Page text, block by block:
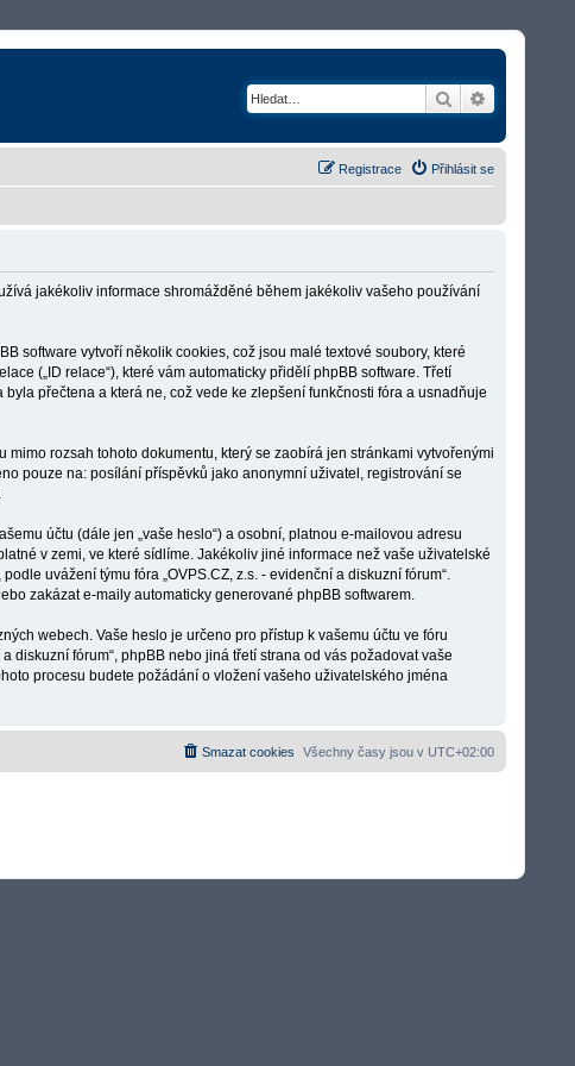
Hledat
Přihlásit se
Registrace
jakékoliv informace shromážděné během jakékoliv vašeho používání
software vytvoří několik cookies, což jsou malé textové soubory, které
(„ID relace“), které vám automaticky přidělí phpBB software. Třetí
přečtena a která ne, což vede ke zlepšení funkčnosti fóra a usnadňuje
mimo rozsah tohoto dokumentu, který se zaobírá jen stránkami vytvořenými
pouze na: posílání příspěvků jako anonymní uživatel, registrování se
účtu (dále jen „vaše heslo“) a osobní, platnou e-mailovou adresu
v zemi, ve které sídlíme. Jakékoliv jiné informace než vaše uživatelské
uvážení týmu fóra „OVPS.CZ, z.s. - evidenční a diskuzní fórum“.
zakázat e-maily automaticky generované phpBB softwarem.
webech. Vaše heslo je určeno pro přístup k vašemu účtu ve fóru
diskuzní fórum“, phpBB nebo jiná třetí strana od vás požadovat vaše
procesu budete požádání o vložení vašeho uživatelského jména
Všechny časy jsou v UTC+02:00
Smazat cookies